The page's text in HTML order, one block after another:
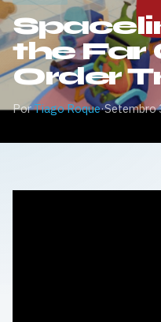
the Far
Order
PorTiago Roque·Setembro